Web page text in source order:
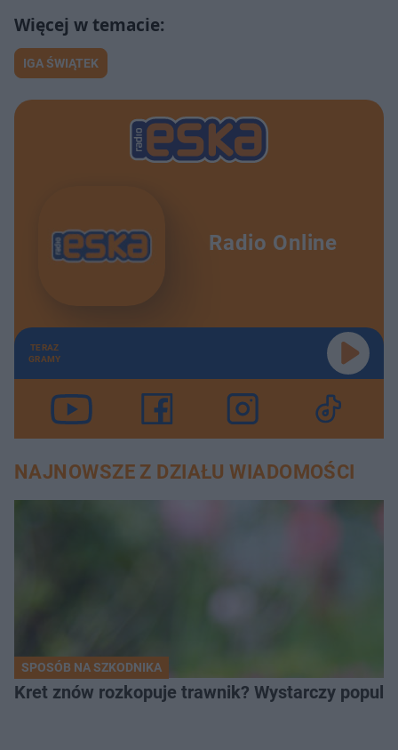
IGA ŚWIĄTEK
Radio Online
TERAZ
GRAMY
NAJNOWSZE Z DZIAŁU WIADOMOŚCI
SPOSÓB NA SZKODNIKA
Kret znów rozkopuje trawnik? Wystarczy